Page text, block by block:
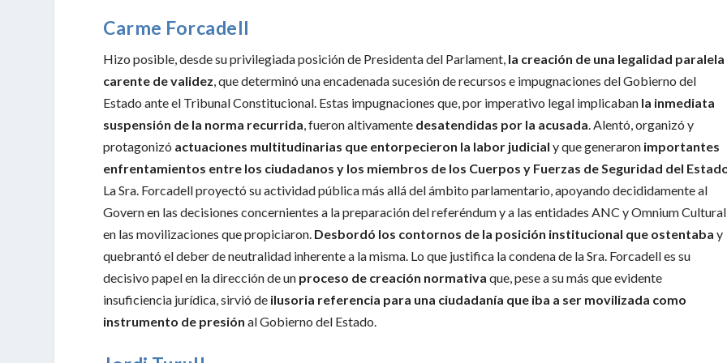
Carme Forcadell
Hizo posible, desde su privilegiada posición de Presidenta del Parlament, la creación de una legalidad paralela
carente de validez , que determinó una encadenada sucesión de recursos e impugnaciones del Gobierno del
Estado ante el Tribunal Constitucional. Estas impugnaciones que, por imperativo legal implicaban la inmediata
suspensión de la norma recurrida , fueron altivamente desatendidas por la acusada . Alentó, organizó y
protagonizó actuaciones multitudinarias que entorpecieron la labor judicial y que generaron importantes
enfrentamientos entre los ciudadanos y los miembros de los Cuerpos y Fuerzas de Seguridad del
La Sra. Forcadell proyectó su actividad pública más allá del ámbito parlamentario, apoyando decididamente al
Govern en las decisiones concernientes a la preparación del referéndum y a las entidades ANC y Omnium Cultural
en las movilizaciones que propiciaron. Desbordó los contornos de la posición institucional que ostentabay
quebrantó el deber de neutralidad inherente a la misma. Lo que justifica la condena de la Sra. Forcadell es su
decisivo papel en la dirección de un proceso de creación normativa que, pese a su más que evidente
insuficiencia jurídica, sirvió de ilusoria referencia para una ciudadanía que iba a ser movilizada como
instrumento de presión al Gobierno del Estado.